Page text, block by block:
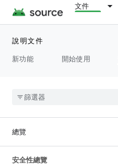
文件
說明文件
新功能
開始使用
總覽
安全性總覽